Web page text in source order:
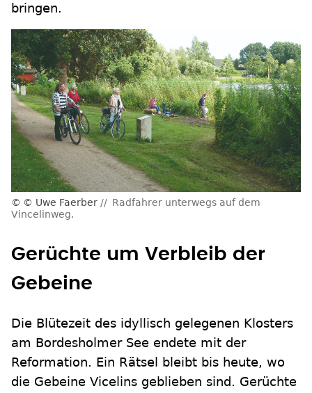
bringen.
© Uwe Faerber
Radfahrer unterwegs auf dem
Vincelinweg.
Gerüchte um Verbleib der
Gebeine
Die Blütezeit des idyllisch gelegenen Klosters
am Bordesholmer See endete mit der
Reformation. Ein Rätsel bleibt bis heute, wo
die Gebeine Vicelins geblieben sind. Gerüchte